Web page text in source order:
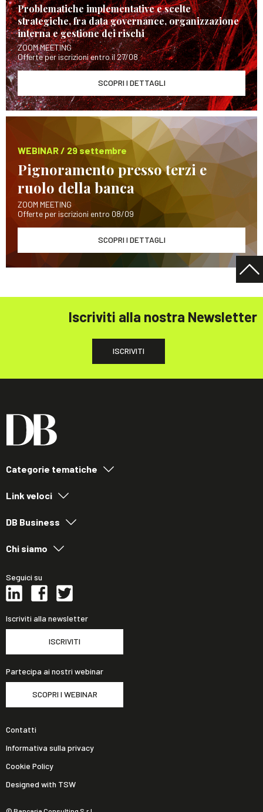
Problematiche implementative e scelte
strategiche, fra data governance, organizzazione
interna e gestione dei rischi
ZOOM MEETING
Offerte per iscrizioni entro il 27/08
SCOPRI I DETTAGLI
WEBINAR / 29 settembre
Pignoramento presso terzi e
ruolo della banca
ZOOM MEETING
Offerte per iscrizioni entro 08/09
SCOPRI I DETTAGLI
Iscriviti alla nostra Newsletter
ISCRIVITI
Categorie tematiche
Link veloci
DB Business
Chi siamo
Seguici su
Iscriviti alla newsletter
ISCRIVITI
Partecipa ai nostri webinar
SCOPRI I WEBINAR
Contatti
Informativa sulla privacy
Cookie Policy
Designed with TSW